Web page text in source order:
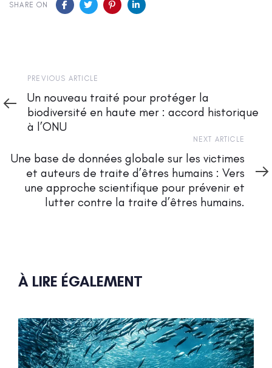
SHARE ON
Previous
Article
PREVIOUS ARTICLE
Un nouveau traité pour protéger la
biodiversité en haute mer : accord historique
à l’ONU
Article
NEXT ARTICLE
Une base de données globale sur les victimes
et auteurs de traite d’êtres humains : Vers
une approche scientifique pour prévenir et
lutter contre la traite d’êtres humains.
À LIRE ÉGALEMENT